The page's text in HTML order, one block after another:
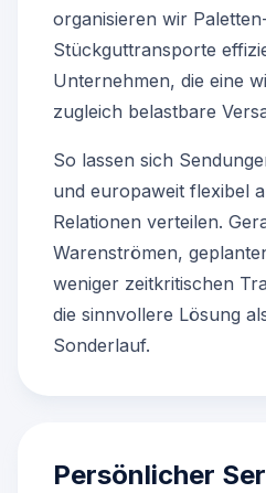
organisieren wir
Stückguttransporte
Unternehmen, die eine
zugleich belastbare
So lassen sich
und europaweit flexibel
Relationen verteilen.
Warenströmen,
weniger zeitkritischen
die sinnvollere Lösung
Sonderlauf.
Persönlicher